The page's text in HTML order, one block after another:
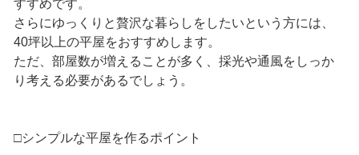
すすめです。
さらにゆっくりと贅沢な暮らしをしたいという方には、
40坪以上の平屋をおすすめします。
ただ、部屋数が増えることが多く、採光や通風をしっか
り考える必要があるでしょう。
□シンプルな平屋を作るポイント